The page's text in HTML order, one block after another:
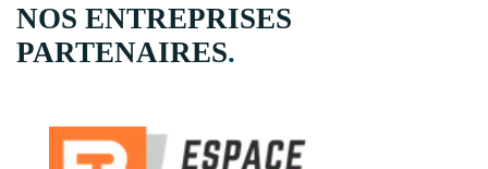
NOS ENTREPRISES
PARTENAIRES.